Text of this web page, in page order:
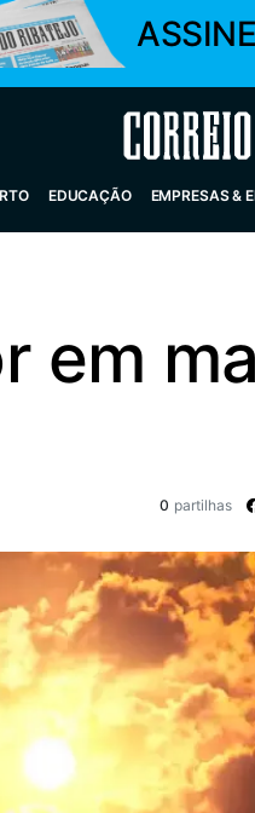
Correio do
EDUCAÇÃO EMPRESAS &
em
0 partilhas